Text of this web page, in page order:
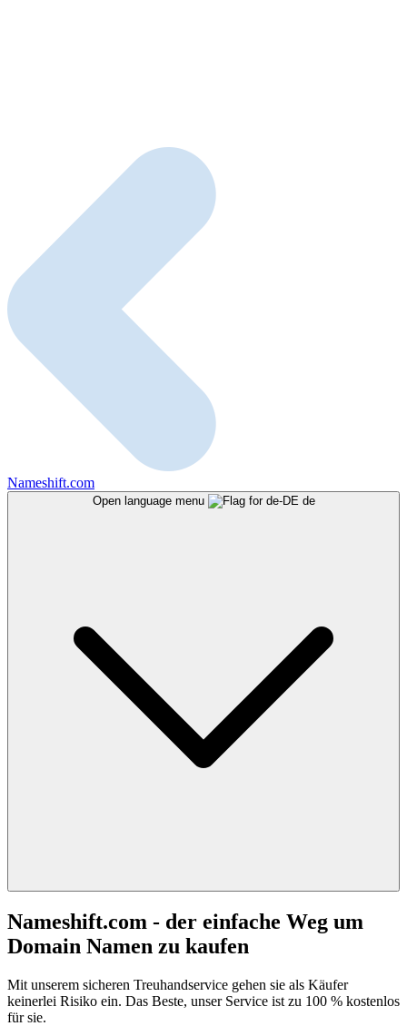
Nameshift.com
Open language menu de
Nameshift.com - der einfache Weg um
Domain Namen zu kaufen
Mit unserem sicheren Treuhandservice gehen sie als Käufer
keinerlei Risiko ein. Das Beste, unser Service ist zu 100 % kostenlos
für sie.